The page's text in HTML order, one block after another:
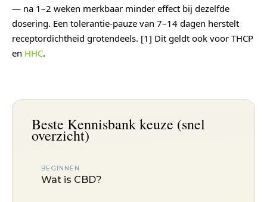
— na 1–2 weken merkbaar minder effect bij dezelfde
dosering. Een tolerantie-pauze van 7–14 dagen herstelt
receptordichtheid grotendeels. [1] Dit geldt ook voor THCP
en HHC.
Beste Kennisbank keuze (snel
overzicht)
BEGINNEN
Wat is CBD?